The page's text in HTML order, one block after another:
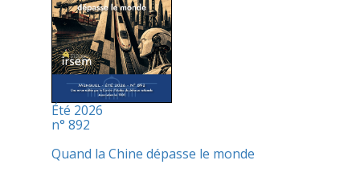
Été 2026
n° 892
Quand la Chine dépasse le monde